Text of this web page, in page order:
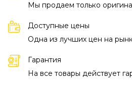
Мы продаем только
Доступные цены
Одна из лучших цен на
Гарантия
На все товары действует